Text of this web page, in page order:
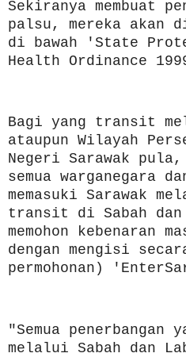
Sekiranya membuat
palsu, mereka akan
di bawah 'State
Health Ordinance
Bagi yang transit
ataupun Wilayah
Negeri Sarawak pula,
semua warganegara
memasuki Sarawak
transit di Sabah dan
memohon kebenaran
dengan mengisi
permohonan)
"Semua
melalui Sabah dan